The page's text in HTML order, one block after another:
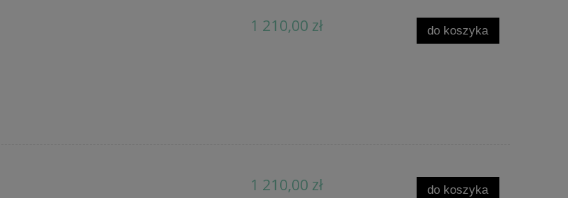
1 210,00 zł do koszyka
1 210,00 zł do koszyka